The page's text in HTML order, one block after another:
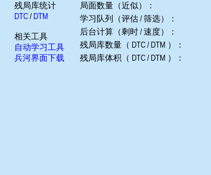
残局库统计
DTC/ DTM
相关工具
自动学习工具
兵河界面下载
局面数量（近似）：
学习队列（评估 / 筛选）：
后台计算（剩时 / 速度）：
残局库数量（ DTC / DTM ）：
残局库体积（ DTC / DTM ）：